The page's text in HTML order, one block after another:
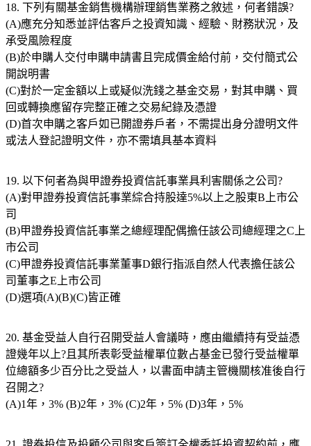
18. 下列有關基金銷售機構辦理銷售業務之敘述，何者錯誤?
(A)應充分知悉並評估客戶之投資知識、經驗、財務狀況，及
承受風險程度
(B)於申購人交付申購申請書且完成價金給付前，交付簡式公
開說明書
(C)對於一定金額以上或疑似洗錢之基金交易，對其申購、買
回或轉換應留存完整正確之交易紀錄及憑證
(D)首次申購之客戶如已開證券戶者，不需提出身分證明文件
或法人登記證明文件，亦不需填具基本資料
19. 以下何者為與甲證券投資信託事業具利害關係之公司?
(A)對甲證券投資信託事業綜合持股達5%以上之股東B上市公
司
(B)甲證券投資信託事業之總經理配偶擔任該公司總經理之C上
市公司
(C)甲證券投資信託事業董事D銀行指派自然人代表擔任該公
司董事之E上市公司
(D)選項(A)(B)(C)皆正確
20. 基金受益人自行召開受益人會議時，應由繼續持有受益憑
證幾年以上?且其所表彰受益權單位數占基金已發行受益權單
位總額多少百分比之受益人，以書面申請主管機關核准後自行
召開之?
(A)1年，3% (B)2年，3% (C)2年，5% (D)3年，5%